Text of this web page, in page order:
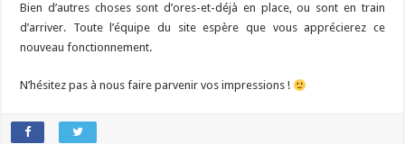
Bien d’autres choses sont d’ores-et-déjà en place, ou sont en train
d’arriver. Toute l’équipe du site espère que vous apprécierez ce
nouveau fonctionnement.
N’hésitez pas à nous faire parvenir vos impressions !